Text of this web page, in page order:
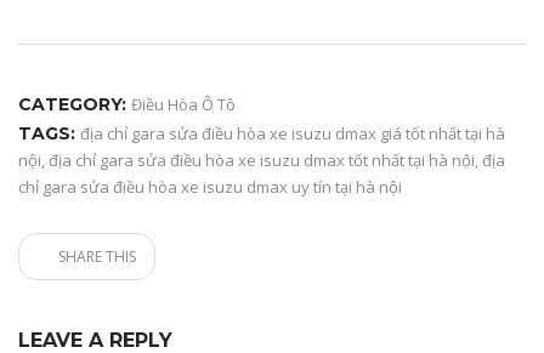
CATEGORY: Điều Hòa Ô Tô
TAGS: địa chỉ gara sửa điều hòa xe isuzu dmax giá tốt nhất tại hà
nội,địa chỉ gara sửa điều hòa xe isuzu dmax tốt nhất tại hà nội,địa
chỉ gara sửa điều hòa xe isuzu dmax uy tín tại hà nội
SHARE THIS
LEAVE A REPLY